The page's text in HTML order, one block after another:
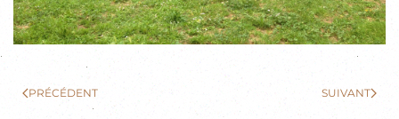
PRÉCÉDENT SUIVANT